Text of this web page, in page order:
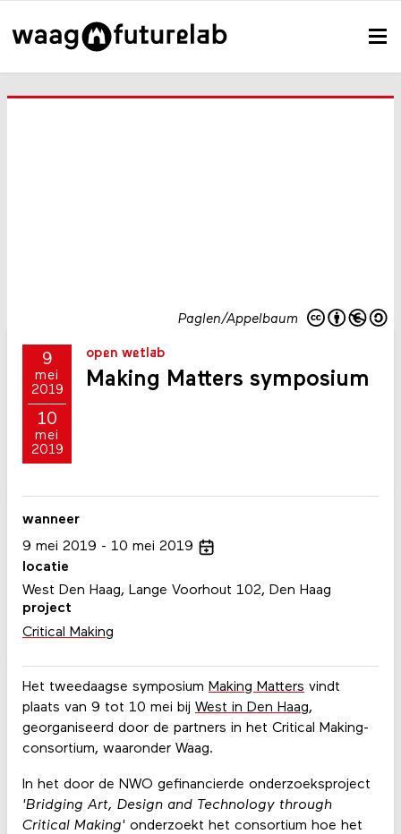
Paglen/Appelbaum
9
mei
2019
10
mei
2019
open wetlab
Making Matters symposium
Het tweedaagse symposium Making Matters vindt
plaats van 9 tot 10 mei bij West in Den Haag,
georganiseerd door de partners in het Critical Making-
consortium, waaronder Waag.
In het door de NWO gefinancierde onderzoeksproject
'Bridging Art, Design and Technology through
Critical Making' onderzoekt het consortium hoe het
wanneer
9 mei 2019 10 mei 2019
locatie
West Den Haag, Lange Voorhout 102, Den Haag
project
Critical Making